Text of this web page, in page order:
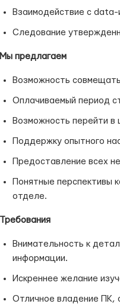
Взаимодействие с data-
Следование
Мы предлагаем
Возможность
Оплачиваемый период
Возможность перейти в
Поддержку опытного
Предоставление всех
Понятные
отделе.
Требования
Внимательность к
информации.
Искреннее желание
Отличное владение ПК,